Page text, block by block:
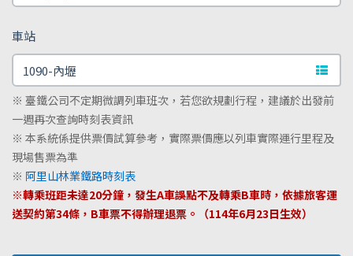
車站
文字
※ 臺鐵公司不定期微調列車班次，若您欲規劃行程，建議於出發前
一週再次查詢時刻表資訊
※ 本系統係提供票價試算參考，實際票價應以列車實際運行里程及
現場售票為準
※ 阿里山林業鐵路時刻表
※轉乘班距未達20分鐘，發生A車誤點不及轉乘B車時，依據旅客運
送契約第34條，B車票不得辦理退票。（114年6月23日生效）